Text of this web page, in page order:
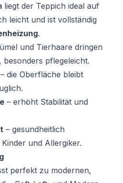
liegt der Teppich ideal auf
leicht und ist vollständig
.
und Tierhaare dringen
pflegeleicht.
– die Oberfläche bleibt
– erhöht Stabilität und
– gesundheitlich
und Allergiker.
perfekt zu modernen,